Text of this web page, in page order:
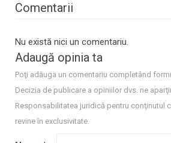
Comentarii
Nu există nici un comentariu.
Adaugă opinia ta
Poţi adăuga un comentariu completând
Decizia de publicare a opiniilor dvs. ne
Responsabilitatea juridică pentru conţinutul
revine în exclusivitate.